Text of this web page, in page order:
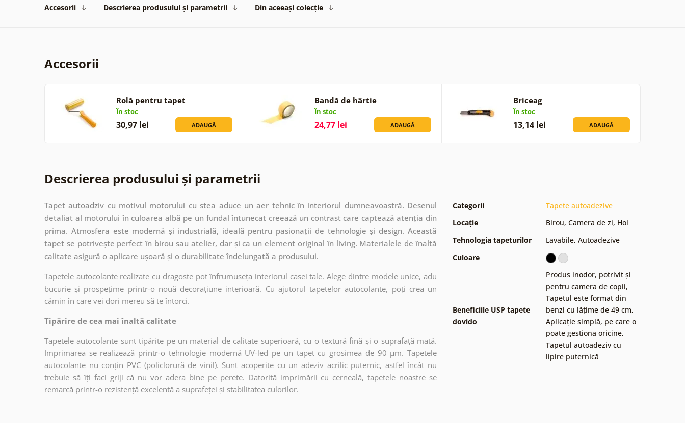
Accesorii Descrierea produsului și parametrii Din aceeași colecție
Accesorii
Rolă pentru tapet
În stoc
30,97 lei ADAUGĂ
Bandă de hârtie
În stoc
24,77 lei ADAUGĂ
Briceag
În stoc
13,14 lei ADAUGĂ
Descrierea produsului și parametrii
Tapet autoadziv cu motivul motorului cu stea aduce un aer tehnic în interiorul dumneavoastră. Desenul
detaliat al motorului în culoarea albă pe un fundal întunecat creează un contrast care captează atenția din
prima. Atmosfera este modernă și industrială, ideală pentru pasionații de tehnologie și design. Această
tapet se potrivește perfect în birou sau atelier, dar și ca un element original în living. Materialele de înaltă
calitate asigură o aplicare ușoară și o durabilitate îndelungată a produsului.
Tapetele autocolante realizate cu dragoste pot înfrumuseța interiorul casei tale. Alege dintre modele unice, adu
bucurie și prospețime printr-o nouă decorațiune interioară. Cu ajutorul tapetelor autocolante, poți crea un
cămin în care vei dori mereu să te întorci.
Tipărire de cea mai înaltă calitate
Tapetele autocolante sunt tipărite pe un material de calitate superioară, cu o textură fină și o suprafață mată.
Imprimarea se realizează printr-o tehnologie modernă UV-led pe un tapet cu grosimea de 90 µm. Tapetele
autocolante nu conțin PVC (policlorură de vinil). Sunt acoperite cu un adeziv acrilic puternic, astfel încât nu
trebuie să îți faci griji că nu vor adera bine pe perete. Datorită imprimării cu cerneală, tapetele noastre se
remarcă printr-o rezistență excelentă a suprafeței și stabilitatea culorilor.
Categorii
Tapete autoadezive
Locație
Birou, Camera de zi, Hol
Tehnologia tapeturilor
Lavabile, Autoadezive
Culoare
Beneficiile USP tapete
dovido
Produs inodor, potrivit și
pentru camera de copii,
Tapetul este format din
benzi cu lățime de 49 cm,
Aplicație simplă, pe care o
poate gestiona oricine,
Tapetul autoadeziv cu
lipire puternică